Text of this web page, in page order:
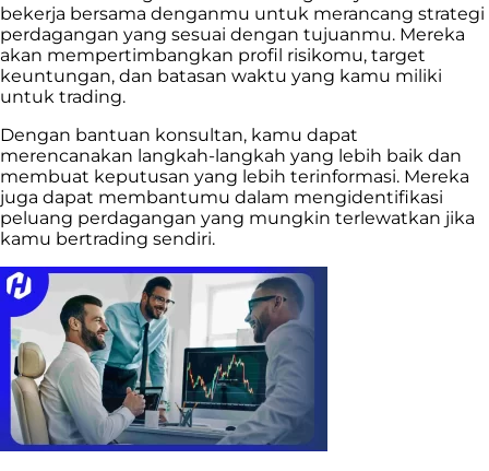
bekerja bersama denganmu untuk merancang strategi
perdagangan yang sesuai dengan tujuanmu. Mereka
akan mempertimbangkan profil risikomu, target
keuntungan, dan batasan waktu yang kamu miliki
untuk trading.
Dengan bantuan konsultan, kamu dapat
merencanakan langkah-langkah yang lebih baik dan
membuat keputusan yang lebih terinformasi. Mereka
juga dapat membantumu dalam mengidentifikasi
peluang perdagangan yang mungkin terlewatkan jika
kamu bertrading sendiri.